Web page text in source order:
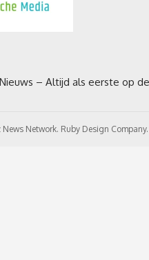
Network. Ruby Design